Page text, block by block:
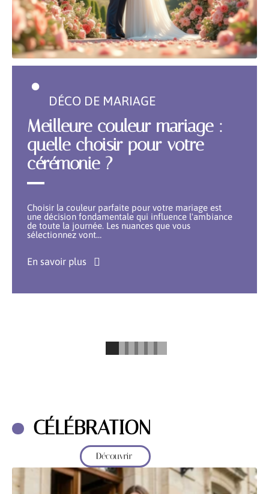
DÉCO DE MARIAGE
Meilleure couleur mariage :
quelle choisir pour votre
cérémonie ?
Choisir la couleur parfaite pour votre mariage est
une décision fondamentale qui influence l'ambiance
de toute la journée. Les nuances que vous
sélectionnez vont…
En savoir plus
CÉLÉBRATION
Découvrir